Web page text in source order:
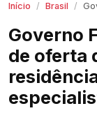
Início Brasil
Governo
de oferta